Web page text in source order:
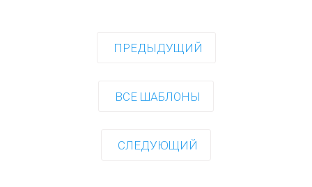
ПРЕДЫДУЩИЙ
ВСЕ ШАБЛОНЫ
СЛЕДУЮЩИЙ